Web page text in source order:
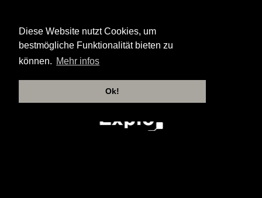
Diese Website nutzt Cookies, um
bestmögliche Funktionalität bieten zu
können. Mehr infos
Ok!